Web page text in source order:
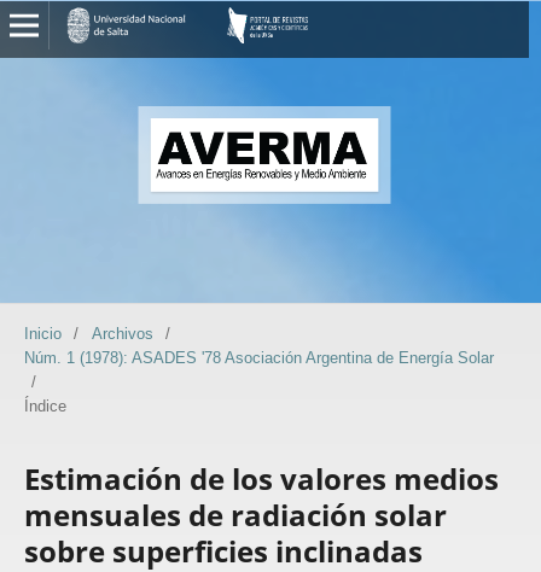
Inicio / Archivos
/
Núm. 1 (1978): ASADES '78 Asociación Argentina de Energía Solar
/
Índice
Estimación de los valores medios
mensuales de radiación solar
sobre superficies inclinadas